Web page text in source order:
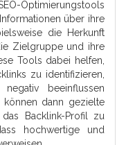
Optimierungstools
über ihre
die Herkunft
Zielgruppe und ihre
Tools dabei helfen,
zu identifizieren,
beeinflussen
können dann gezielte
Backlink-Profil zu
hochwertige und